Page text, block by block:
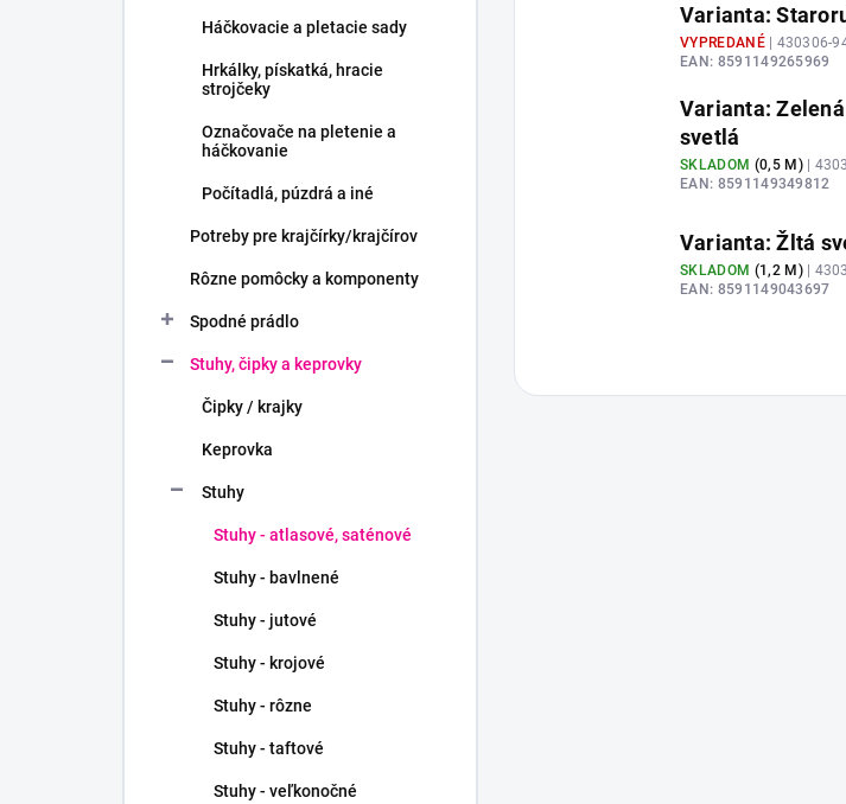
Háčkovacie a pletacie sady
Hrkálky, pískatká, hracie
strojčeky
Označovače na pletenie a
háčkovanie
Počítadlá, púzdrá a iné
Potreby pre krajčírky/krajčírov
Rôzne pomôcky a komponenty
Spodné prádlo
Stuhy, čipky a keprovky
Čipky / krajky
Keprovka
Stuhy
Stuhy - atlasové, saténové
Stuhy - bavlnené
Stuhy - jutové
Stuhy - krojové
Stuhy - rôzne
Stuhy - taftové
Stuhy - veľkonočné
Varianta:
VYPREDANÉ | 430306-
EAN: 8591149265969
Varianta:
svetlá
SKLADOM (0,5 M)|
EAN: 8591149349812
Varianta: Žltá
SKLADOM (1,2 M )|
EAN: 8591149043697